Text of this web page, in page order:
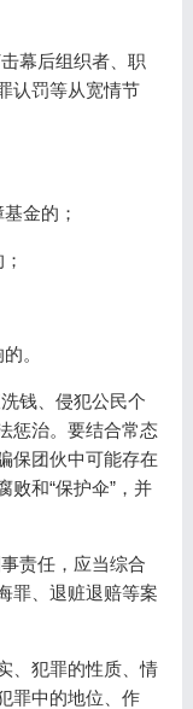
幕后组织者、职
认罚等从宽情节
金的；
。
钱、侵犯公民个
惩治。要结合常态
保团伙中可能存在
败和“保护伞”，并
责任，应当综合
罪、退赃退赔等案
、犯罪的性质、情
罪中的地位、作